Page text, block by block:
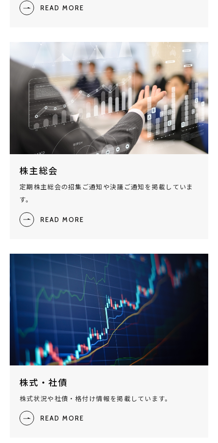
READ MORE
株主総会
定期株主総会の招集ご通知や決議ご通知を掲載していま
す。
READ MORE
株式・社債
株式状況や社債・格付け情報を掲載しています。
READ MORE